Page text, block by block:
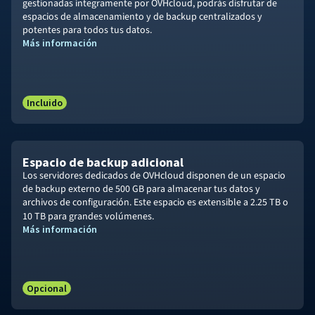
gestionadas íntegramente por OVHcloud, podrás disfrutar de
espacios de almacenamiento y de backup centralizados y
potentes para todos tus datos.
Más información
Incluido
Espacio de backup adicional
Los servidores dedicados de OVHcloud disponen de un espacio
de backup externo de 500 GB para almacenar tus datos y
archivos de configuración. Este espacio es extensible a 2.25 TBo
10 TB para grandes volúmenes.
Más información
Opcional